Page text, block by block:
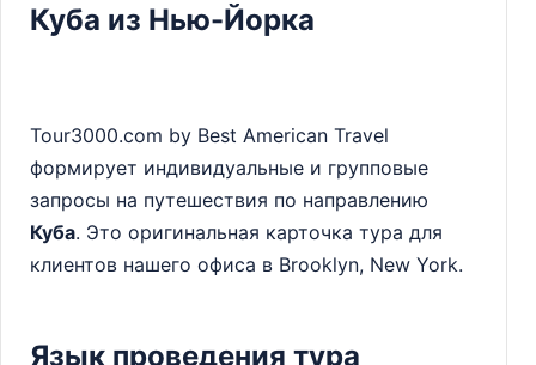
Куба из Нью-Йорка
Tour3000.com by Best American Travel
формирует индивидуальные и групповые
запросы на путешествия по направлению
Куба. Это оригинальная карточка тура для
клиентов нашего офиса в Brooklyn, New York.
Язык проведения тура